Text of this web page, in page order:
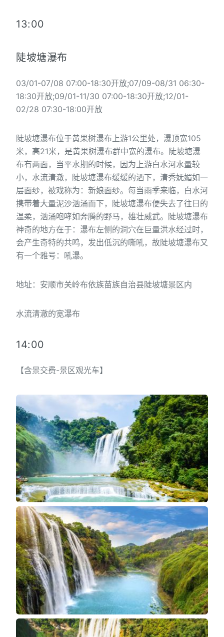
13:00
陡坡塘瀑布
03/01-07/08 07:00-18:30开放;07/09-08/31 06:30-
18:30开放;09/01-11/30 07:00-18:30开放;12/01-
02/28 07:30-18:00开放
陡坡塘瀑布位于黄果树瀑布上游1公里处，瀑顶宽105
米，高21米，是黄果树瀑布群中宽的瀑布。陡坡塘瀑
布有两面，当平水期的时候，因为上游白水河水量较
小，水流清澈，陡坡塘瀑布缓缓的洒下，清秀妩媚如一
层面纱，被戏称为：新娘面纱。每当雨季来临，白水河
携带着大量泥沙汹涌而下，陡坡塘瀑布便失去了往日的
温柔，汹涌咆哮如奔腾的野马，雄壮威武。陡坡塘瀑布
神奇的地方在于：瀑布左侧的洞穴在巨量洪水经过时，
会产生奇特的共鸣，发出低沉的嘶吼，故陡坡塘瀑布又
有一个雅号：吼瀑。
地址：安顺市关岭布依族苗族自治县陡坡塘景区内
水流清澈的宽瀑布
14:00
【含景交费-景区观光车】